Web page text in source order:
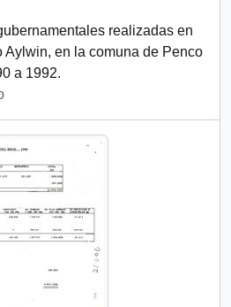
realizadas en
Aylwin, en la comuna de Penco
a 1992.